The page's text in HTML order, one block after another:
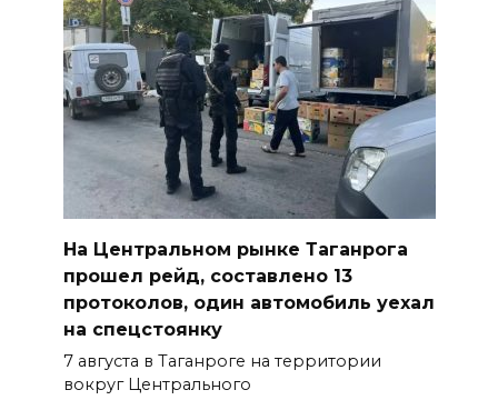
На Центральном рынке Таганрога
прошел рейд, составлено 13
протоколов, один автомобиль уехал
на спецстоянку
7 августа в Таганроге на территории
вокруг Центрального